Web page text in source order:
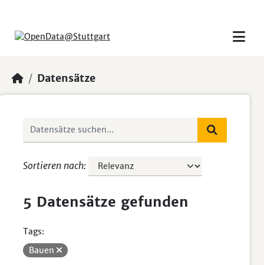
Datensätze
Sortieren nach
5 Datensätze gefunden
Tags:
Bauen